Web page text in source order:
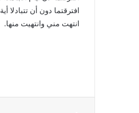
افترقتما دون أن تتبادلا
انتهت مني وانتهيت منها.